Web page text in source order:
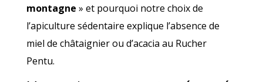
montagne » et pourquoi notre choix de
l’apiculture sédentaire explique l’absence de
miel de châtaignier ou d’acacia au Rucher
Pentu.